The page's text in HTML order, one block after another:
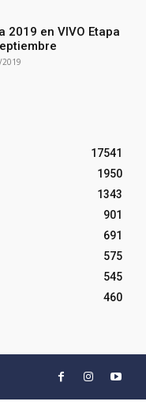
2019 en VIVO Etapa
17541
1950
1343
901
691
575
545
460